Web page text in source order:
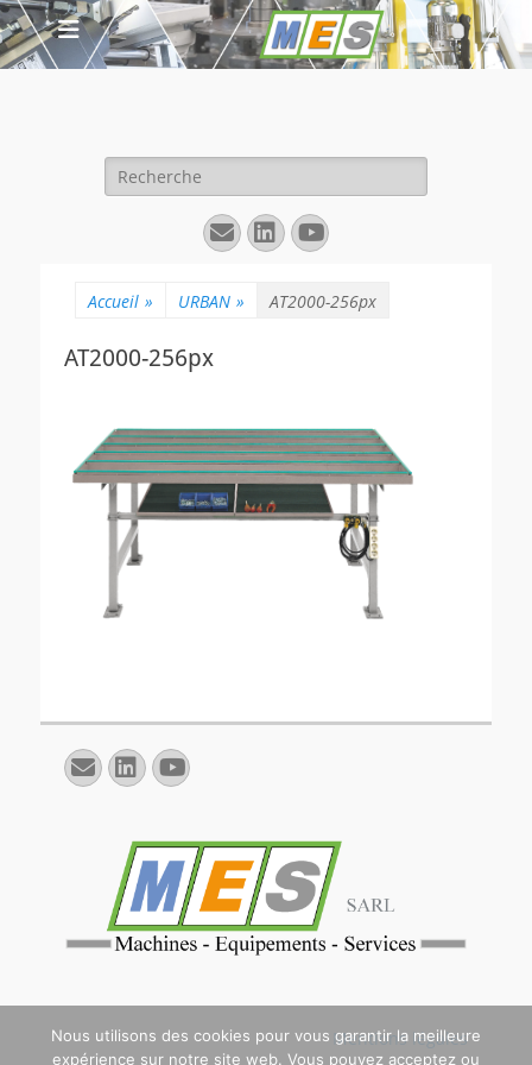
Rechercher :
E-
mail
Linkedin
YouTube
Accueil » URBAN » AT2000-256px
AT2000-256px
E-
mail
Linkedin
YouTube
Mentions légales
Nous utilisons des cookies pour vous garantir la meilleure
expérience sur notre site web. Vous pouvez acceptez ou